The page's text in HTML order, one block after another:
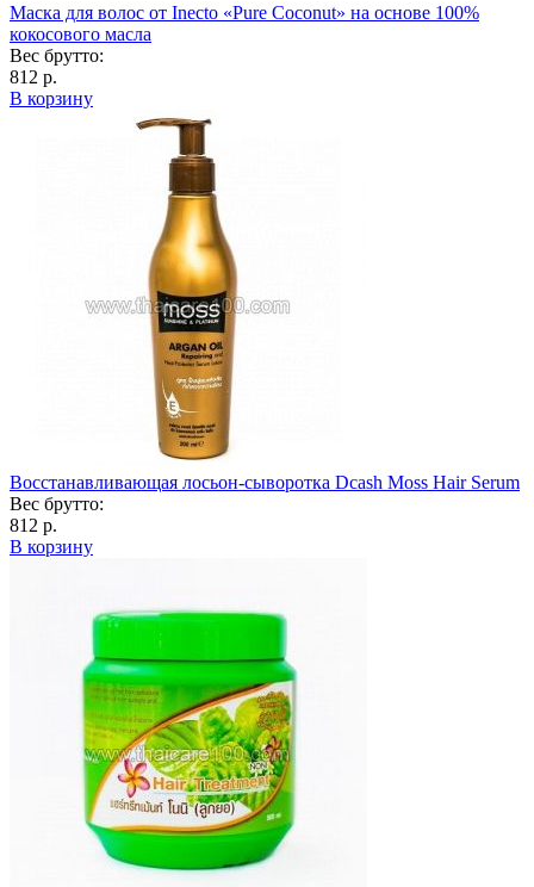
Маска для волос от Inecto «Pure Coconut» на основе 100%
кокосового масла
Вес брутто:
812 р.
В корзину
Восстанавливающая лосьон-сыворотка Dcash Moss Hair Serum
Вес брутто:
812 р.
В корзину